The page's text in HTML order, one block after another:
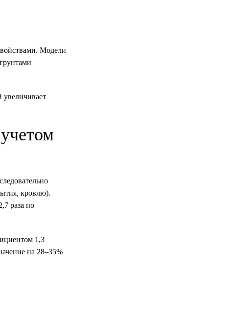
Модели
кровлю).
раза по
1,3
на 28–35%